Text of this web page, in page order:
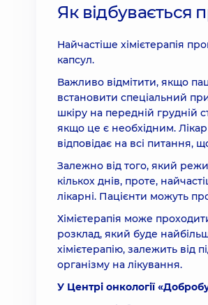
Як відбувається
Найчастіше хімієтерапія
капсул.
Важливо відмітити, якщо
встановити спеціальний
шкіру на передній грудній
якщо це є необхідним.
відповідає на всі
Залежно від того, який
кількох днів, проте,
лікарні. Пацієнти можуть
Хімієтерапія може
розклад, який буде
хімієтерапію, залежить від
організму на лікування.
У Центрі онкології